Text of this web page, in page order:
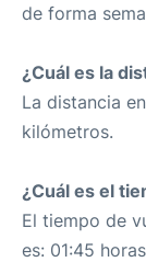
de forma
¿Cuál es la
La distancia
kilómetros.
¿Cuál es el
El tiempo de
es: 01:45